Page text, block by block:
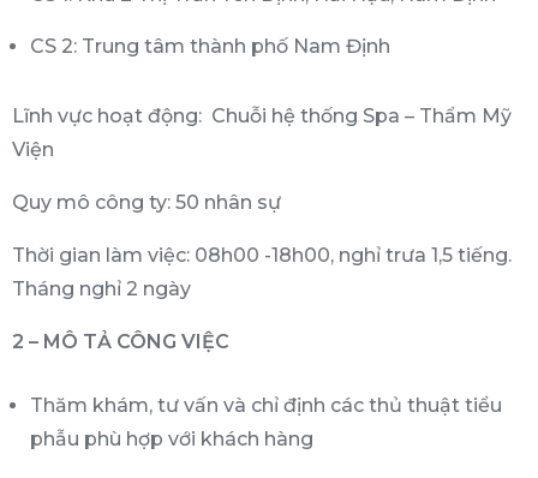
CS 2: Trung tâm thành phố Nam Định
Lĩnh vực hoạt động: Chuỗi hệ thống Spa – Thẩm Mỹ
Viện
Quy mô công ty: 50 nhân sự
Thời gian làm việc: 08h00 -18h00, nghỉ trưa 1,5 tiếng.
Tháng nghỉ 2 ngày
2 – MÔ TẢ CÔNG VIỆC
Thăm khám, tư vấn và chỉ định các thủ thuật tiểu
phẫu phù hợp với khách hàng